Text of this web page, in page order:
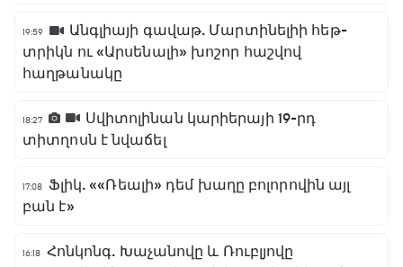
19:59
Անգլիայի գավաթ. Մարտինելիի հեթ-
տրիկն ու «Արսենալի» խոշոր հաշվով
հաղթանակը
18:27
Սվիտոլինան կարիերայի 19-րդ
տիտղոսն է նվաճել
17:08
Ֆլիկ. ««Ռեալի» դեմ խաղը բոլորովին այլ
բան է»
16:18 Հոնկոնգ. Խաչանովը և Ռուբլյովը